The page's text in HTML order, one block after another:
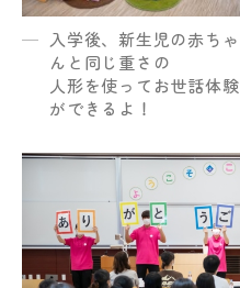
入学後、新生児の赤ちゃ
んと同じ重さの
人形を使ってお世話体験
ができるよ！